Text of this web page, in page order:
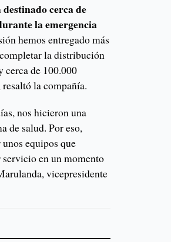
cerca de
la emergencia
hemos entregado más
la distribución
cerca de 100.000
la compañía.
nos hicieron una
de salud. Por eso,
equipos que
en un momento
vicepresidente